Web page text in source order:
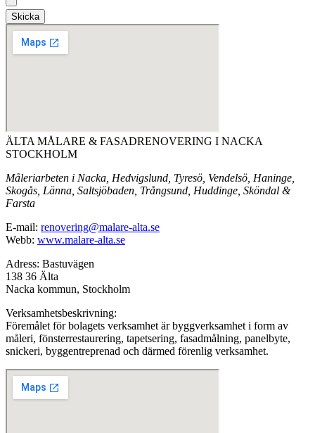
Skicka
ÄLTA MÅLARE & FASADRENOVERING I NACKA
STOCKHOLM
Måleriarbeten i Nacka, Hedvigslund, Tyresö, Vendelsö, Haninge,
Skogås, Länna, Saltsjöbaden, Trångsund, Huddinge, Sköndal &
Farsta
E-mail: renovering@malare-alta.se
Webb: www.malare-alta.se
Adress: Bastuvägen
138 36 Älta
Nacka kommun, Stockholm
Verksamhetsbeskrivning:
Föremålet för bolagets verksamhet är byggverksamhet i form av
måleri, fönsterrestaurering, tapetsering, fasadmålning, panelbyte,
snickeri, byggentreprenad och därmed förenlig verksamhet.